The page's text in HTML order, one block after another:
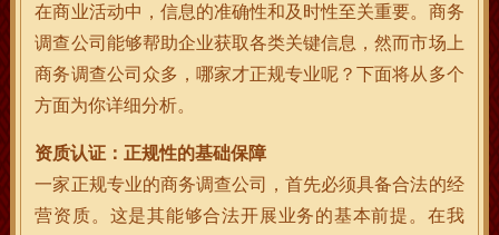
在商业活动中，信息的准确性和及时性至关重要。商务
调查公司能够帮助企业获取各类关键信息，然而市场上
商务调查公司众多，哪家才正规专业呢？下面将从多个
方面为你详细分析。
资质认证：正规性的基础保障
一家正规专业的商务调查公司，首先必须具备合法的经
营资质。这是其能够合法开展业务的基本前提。在我